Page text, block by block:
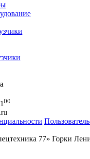
00
77» Горки